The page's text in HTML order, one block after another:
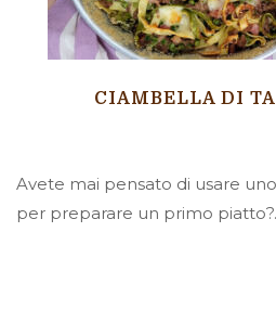
CIAMBELLA DI
Avete mai pensato di usare
per preparare un primo